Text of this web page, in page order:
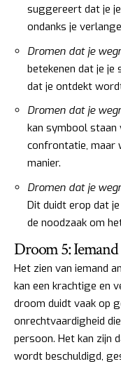
suggereert dat je
ondanks je
Dromen dat je
betekenen dat je
dat je ontdekt
Dromen dat je
kan symbool staan
confrontatie, maar
manier.
Dromen dat je
Dit duidt erop dat
de noodzaak om
Droom 5: Iemand
Het zien van iemand
kan een krachtige en
droom duidt vaak op
onrechtvaardigheid
persoon. Het kan zijn
wordt beschuldigd,